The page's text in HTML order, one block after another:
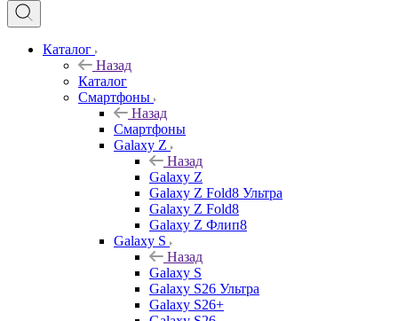
Каталог
Назад
Каталог
Смартфоны
Назад
Смартфоны
Galaxy Z
Назад
Galaxy Z
Galaxy Z Fold8 Ультра
Galaxy Z Fold8
Galaxy Z Флип8
Galaxy S
Назад
Galaxy S
Galaxy S26 Ультра
Galaxy S26+